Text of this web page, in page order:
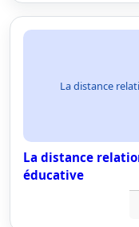
La distance
La distance
éducative